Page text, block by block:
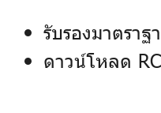
รับรองมาตราฐ
ดาวน์โหลด